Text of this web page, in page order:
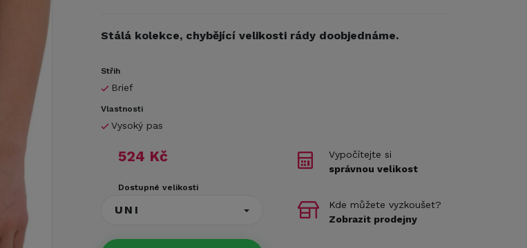
Stálá kolekce, chybějící velikosti rády doobjednáme.
Střih
Brief
Vlastnosti
Vysoký pas
524 Kč
Dostupné velikosti
UNI
Vypočítejte si
správnou velikost
Kde můžete vyzkoušet?
Zobrazit prodejny